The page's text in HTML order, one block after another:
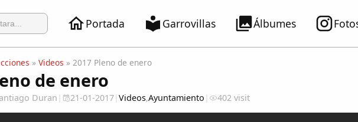
Portada Garrovillas Álbumes
» Videos » 2017 Pleno de enero
de enero
Duran | 21-01-2017| Videos,Ayuntamiento | 402 visit